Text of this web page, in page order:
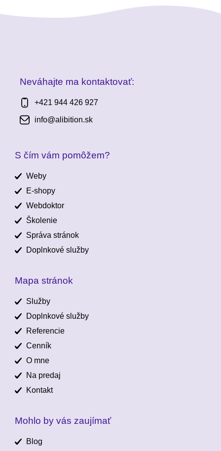
Neváhajte ma kontaktovať:
+421 944 426 927
info@alibition.sk
S čím vám pomôžem?
Weby
E-shopy
Webdoktor
Školenie
Správa stránok
Doplnkové služby
Mapa stránok
Služby
Doplnkové služby
Referencie
Cenník
O mne
Na predaj
Kontakt
Mohlo by vás zaujímať
Blog